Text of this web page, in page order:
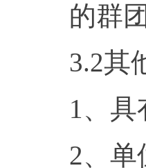
的群
3.2其
1、
2、单